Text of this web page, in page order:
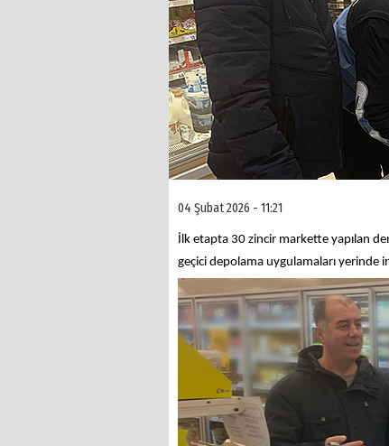
04 Şubat 2026 - 11:21
İlk etapta 30 zincir markette yapılan
geçici depolama uygulamaları yerinde